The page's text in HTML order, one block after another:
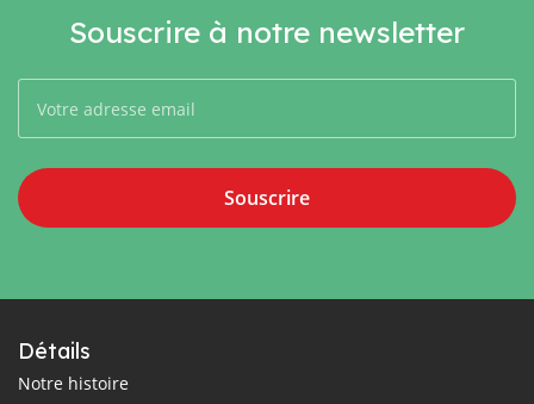
Souscrire à notre newsletter
Souscrire
Détails
Notre histoire